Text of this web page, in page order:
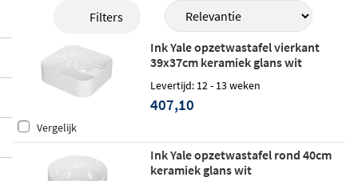
dt zich door zijn rechte, verticale zijkante
n: een bewuste keuze die breekt met de kl
assieke komvorm. Verkrijgbaar in eenron
de variant van 40 cm doorsnede en een vi
erkante variant van 39x37 cm
, beide uitge
voerd in hoogwaardig keramiek met een g
lanzend witte afwerking die moeiteloos pr
oper blijft.
Filters
Ink Yale opzetwastafel vierkant
39x37cm keramiek glans wit
Levertijd: 12 - 13 weken
407,10
Vergelijk
Ink Yale opzetwastafel rond 40cm
keramiek glans wit